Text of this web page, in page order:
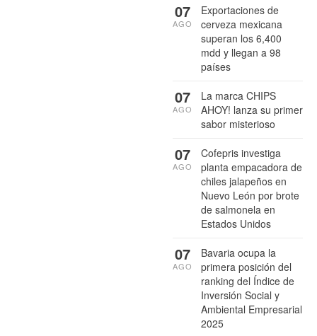
Exportaciones de
cerveza mexicana
superan los 6,400
mdd y llegan a 98
países
07
AGO
La marca CHIPS
AHOY! lanza su primer
sabor misterioso
07
AGO
Cofepris investiga
planta empacadora de
chiles jalapeños en
Nuevo León por brote
de salmonela en
Estados Unidos
07
AGO
Bavaria ocupa la
primera posición del
ranking del Índice de
Inversión Social y
Ambiental Empresarial
2025
07
AGO